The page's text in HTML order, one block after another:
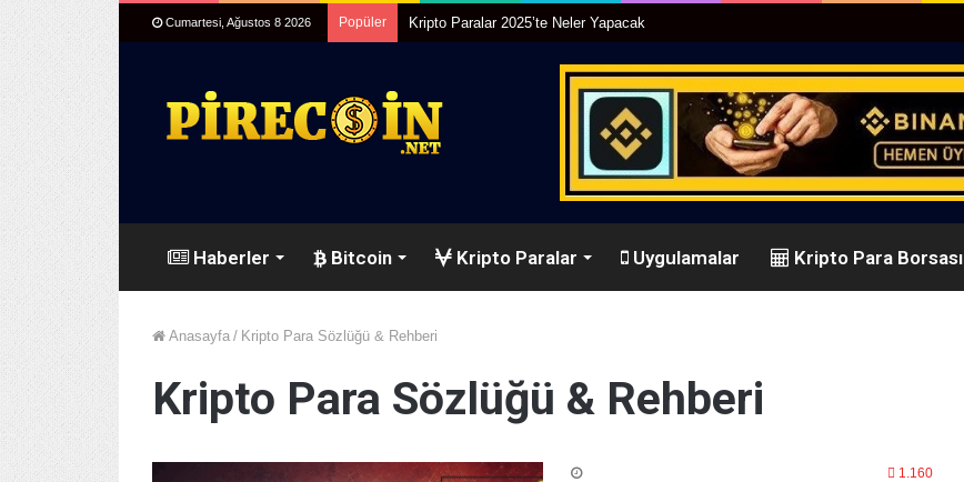
Cumartesi, Ağustos 8 2026 Popüler Kripto Paralar 2025’te Neler Yapacak
Haberler Bitcoin Kripto Paralar Uygulamalar Kripto Para Borsası
Anasayfa / Kripto Para Sözlüğü & Rehberi
Kripto Para Sözlüğü & Rehberi
1.160